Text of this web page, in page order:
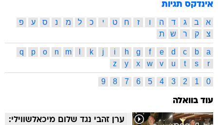
אינדקס תגיות
א ב ג ד ה ו ז ח ט י כ ל מ נ ס ע
פ
צ
ק ר ש ת
a
b
c
d
e
f
g
h
i
j
k
m
n
o
p
q
r
s
t
u
v
w
x
y
z
0
1
2
3
4
5
6
7
8
9
עוד בוואלה
ערן זהבי נגד שלום מיכאלשווילי: